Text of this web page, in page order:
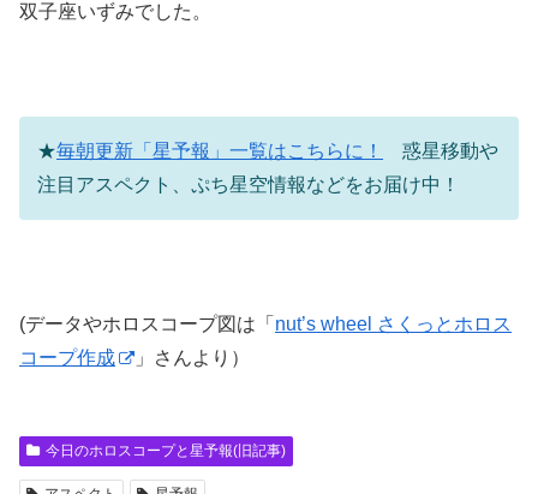
双子座いずみでした。
★毎朝更新「星予報」一覧はこちらに！
惑星移動や
注目アスペクト、ぷち星空情報などをお届け中！
(データやホロスコープ図は「 nut’s wheel さくっとホロス
コープ作成
」さんより）
今日のホロスコープと星予報(旧記事)